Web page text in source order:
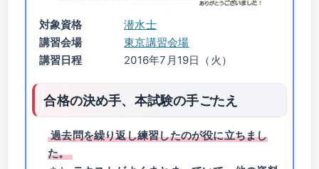
対象資格
潜水士
講習会場
東京講習会場
講習日程
2016年7月19日（火）
合格の決め手、本試験の手ごたえ
過去問を繰り返し練習したのが役に立ちまし
た。